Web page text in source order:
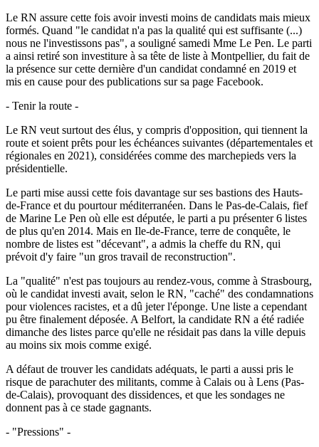
Le RN assure cette fois avoir investi moins de candidats mais mieux
formés. Quand "le candidat n'a pas la qualité qui est suffisante (...)
nous ne l'investissons pas", a souligné samedi Mme Le Pen. Le parti
a ainsi retiré son investiture à sa tête de liste à Montpellier, du fait de
la présence sur cette dernière d'un candidat condamné en 2019 et
mis en cause pour des publications sur sa page Facebook.
- Tenir la route -
Le RN veut surtout des élus, y compris d'opposition, qui tiennent la
route et soient prêts pour les échéances suivantes (départementales et
régionales en 2021), considérées comme des marchepieds vers la
présidentielle.
Le parti mise aussi cette fois davantage sur ses bastions des Hauts-
de-France et du pourtour méditerranéen. Dans le Pas-de-Calais, fief
de Marine Le Pen où elle est députée, le parti a pu présenter 6 listes
de plus qu'en 2014. Mais en Ile-de-France, terre de conquête, le
nombre de listes est "décevant", a admis la cheffe du RN, qui
prévoit d'y faire "un gros travail de reconstruction".
La "qualité" n'est pas toujours au rendez-vous, comme à Strasbourg,
où le candidat investi avait, selon le RN, "caché" des condamnations
pour violences racistes, et a dû jeter l'éponge. Une liste a cependant
pu être finalement déposée. A Belfort, la candidate RN a été radiée
dimanche des listes parce qu'elle ne résidait pas dans la ville depuis
au moins six mois comme exigé.
A défaut de trouver les candidats adéquats, le parti a aussi pris le
risque de parachuter des militants, comme à Calais ou à Lens (Pas-
de-Calais), provoquant des dissidences, et que les sondages ne
donnent pas à ce stade gagnants.
- "Pressions" -